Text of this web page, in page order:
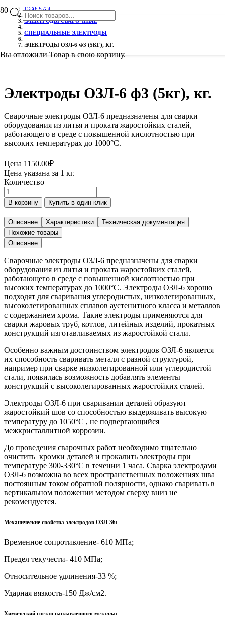
Поиск
товаров
Вы отложилиТоварв свою корзину.
ГЛАВНАЯ
ЭЛЕКТРОДЫ СВАРОЧНЫЕ
СПЕЦИАЛЬНЫЕ ЭЛЕКТРОДЫ
ЭЛЕКТРОДЫ ОЗЛ-6 Ф3 (5КГ), КГ.
Электроды ОЗЛ-6 ф3 (5кг), кг.
Сварочные электроды ОЗЛ-6 предназначены для сварки
оборудования из литья и проката жаростойких сталей,
работающего в среде с повышенной кислотностью при
высоких температурах до 1000°С.
Цена 1150.00₽
Цена указана за 1 кг.
Количество
Количество
товара
Электроды
ОЗЛ-6
ф3
(5кг),
кг.
В корзину Купить в один клик
Описание Характеристики
Техническая документация
Похожие товары
Описание
Сварочные электроды ОЗЛ-6 предназначены для сварки
оборудования из литья и проката жаростойких сталей,
работающего в среде с повышенной кислотностью при
высоких температурах до 1000°С. Электроды ОЗЛ-6 хорошо
подходят для сваривания углеродистых, низколегированных,
высоколегированных сплавов аустенитного класса и металлов
с содержанием хрома. Такие электроды применяются для
сварки жаровых труб, котлов, литейных изделий, прокатных
конструкций изготавливаемых из жаростойкой стали.
Особенно важным достоинством электродов ОЗЛ-6 является
их способность сваривать металл с разной структурой,
например при сварке низколегированной или углеродистой
стали, появилась возможность добавлять элементы
конструкций с высоколегированных жаростойких сталей.
Электроды ОЗЛ-6 при сваривании деталей образуют
жаростойкий шов со способностью выдерживать высокую
температуру до 1050°С , не подвергающийся
межкристаллитной коррозии.
До проведения сварочных работ необходимо тщательно
очистить кромки деталей и прокалить электроды при
температуре 300-330°С в течении 1 часа. Сварка электродами
ОЗЛ-6 возможна во всех пространственных положениях шва
постоянным током обратной полярности, однако сваривать в
вертикальном положении методом сверху вниз не
рекомендуется.
Механические свойства электродов ОЗЛ-36:
Временное сопротивление- 610 МПа;
Предел текучести- 410 МПа;
Относительное удлинения-33 %;
Ударная вязкость-150 Дж/см2.
Химический состав наплавленного металла:
РАСПРОДАЖА!
РАСПРОДАЖА!